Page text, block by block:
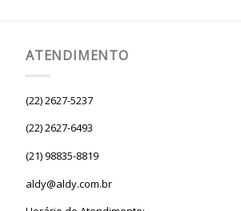
ATENDIMENTO
(22) 2627-5237
(22) 2627-6493
(21) 98835-8819
aldy@aldy.com.br